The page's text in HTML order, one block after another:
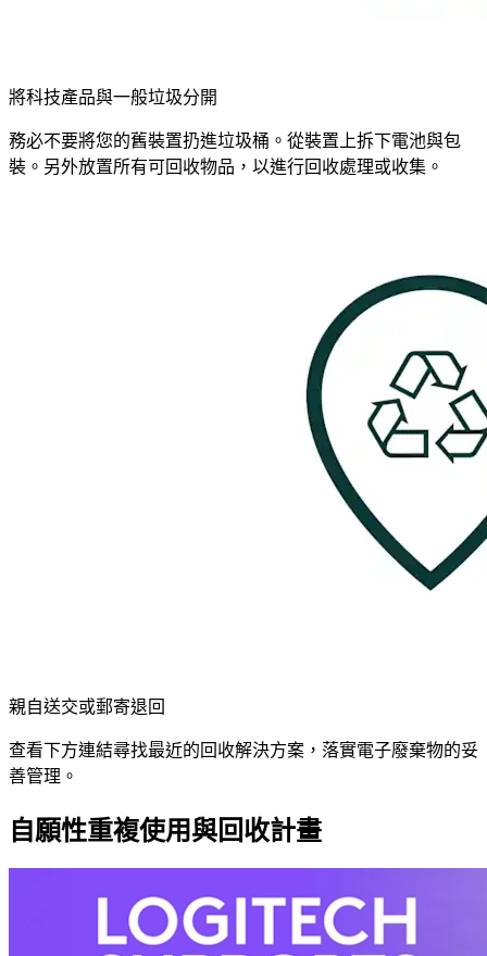
將科技產品與一般垃圾分開
務必不要將您的舊裝置扔進垃圾桶。從裝置上拆下電池與包
裝。另外放置所有可回收物品，以進行回收處理或收集。
親自送交或郵寄退回
查看下方連結尋找最近的回收解決方案，落實電子廢棄物的妥
善管理。
自願性重複使用與回收計畫